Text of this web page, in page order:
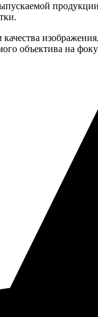
объектива на